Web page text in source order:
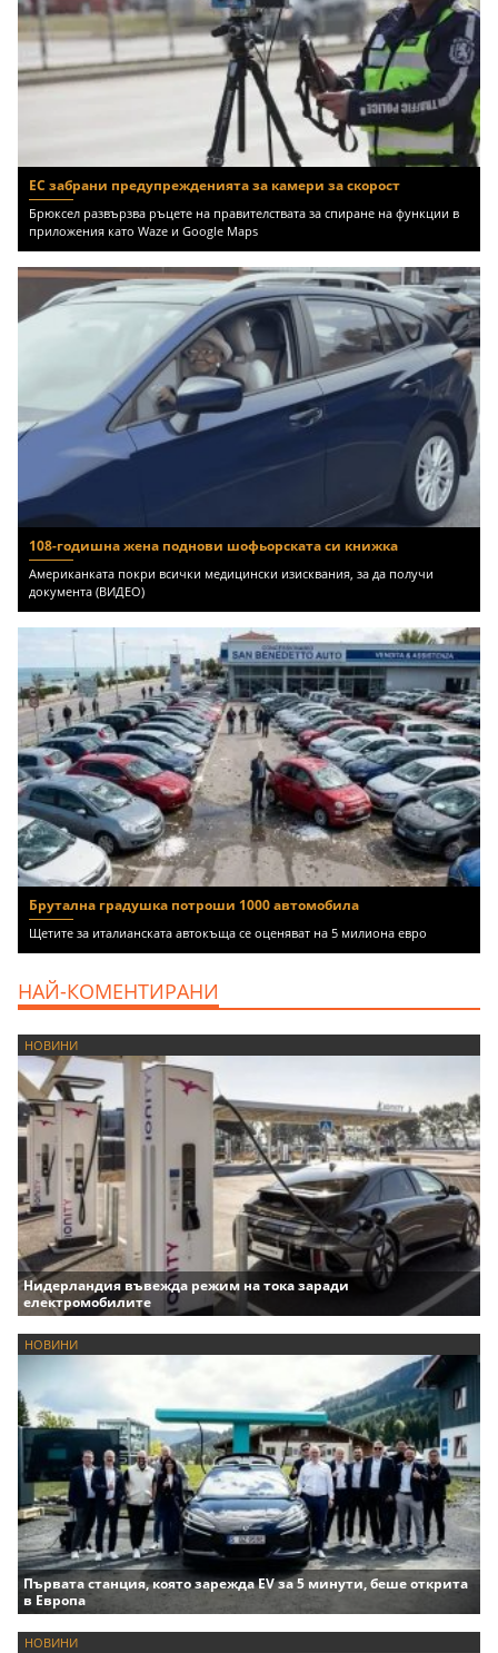
ЕС забрани предупрежденията за камери за скорост
Брюксел развързва ръцете на правителствата за спиране на функции в
приложения като Waze и Google Maps
108-годишна жена поднови шофьорската си книжка
Американката покри всички медицински изисквания, за да получи
документа (ВИДЕО)
Брутална градушка потроши 1000 автомобила
Щетите за италианската автокъща се оценяват на 5 милиона евро
НАЙ-КОМЕНТИРАНИ
НОВИНИ
Нидерландия въвежда режим на тока заради
електромобилите
НОВИНИ
Първата станция, която зарежда EV за 5 минути, беше открита
в Европа
НОВИНИ